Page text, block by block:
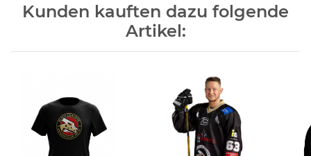
Kunden kauften dazu folgende
Artikel: